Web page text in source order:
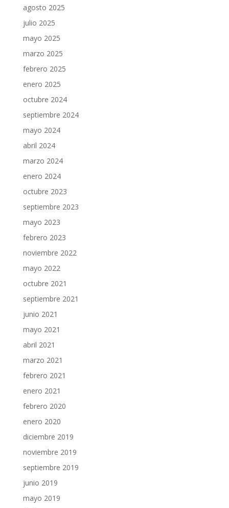
agosto 2025
julio 2025
mayo 2025
marzo 2025
febrero 2025
enero 2025
octubre 2024
septiembre 2024
mayo 2024
abril 2024
marzo 2024
enero 2024
octubre 2023
septiembre 2023
mayo 2023
febrero 2023
noviembre 2022
mayo 2022
octubre 2021
septiembre 2021
junio 2021
mayo 2021
abril 2021
marzo 2021
febrero 2021
enero 2021
febrero 2020
enero 2020
diciembre 2019
noviembre 2019
septiembre 2019
junio 2019
mayo 2019